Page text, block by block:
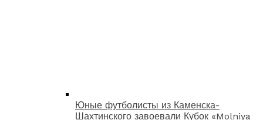
Юные футболисты из Каменска-
Шахтинского завоевали Кубок «Molniya